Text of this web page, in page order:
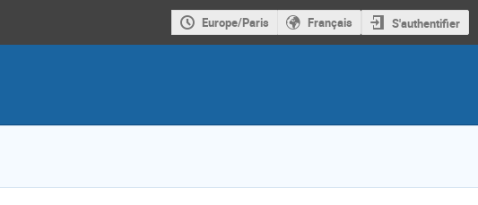
Europe/Paris Français S'authentifier